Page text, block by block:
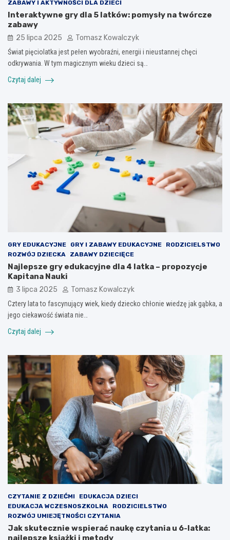
ZABAWY I AKTYWNOŚCI DLA DZIECI
Interaktywne gry dla 5 latków: pomysły na twórcze
zabawy
25 lipca 2025 Tomasz Kowalczyk
Świat pięciolatka jest pełen wyobraźni, energii i nieustannej chęci
odkrywania. W tym magicznym wieku dzieci są…
Czytaj dalej
GRY EDUKACYJNE GRY I ZABAWY EDUKACYJNE
RODZICIELSTWO
ROZWÓJ DZIECKA
ZABAWY DZIECIĘCE
Najlepsze gry edukacyjne dla 4 latka – propozycje
Kapitana Nauki
3 lipca 2025 Tomasz Kowalczyk
Cztery lata to fascynujący wiek, kiedy dziecko chłonie wiedzę jak gąbka, a
jego ciekawość świata nie…
Czytaj dalej
CZYTANIE Z DZIEĆMI
EDUKACJA DZIECI
EDUKACJA WCZESNOSZKOLNA
RODZICIELSTWO
ROZWÓJ UMIEJĘTNOŚCI CZYTANIA
Jak skutecznie wspierać naukę czytania u 6-latka:
najlepsze książki i metody